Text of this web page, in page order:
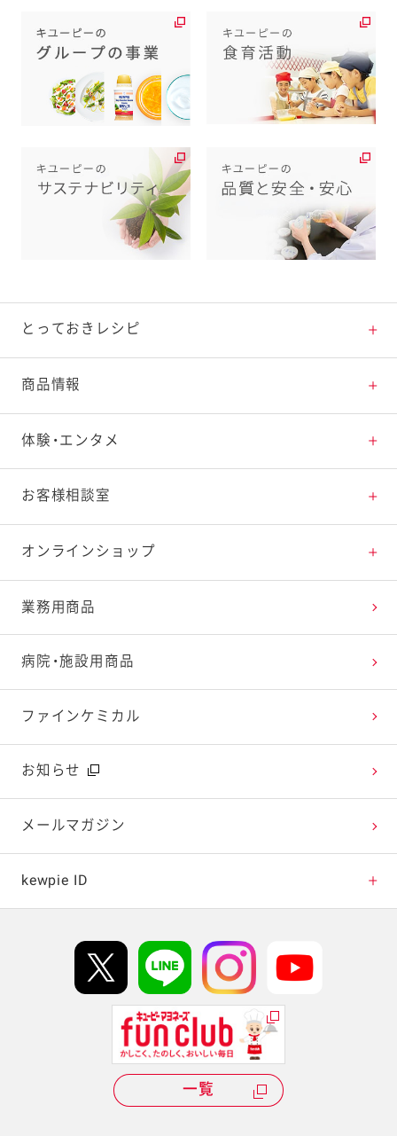
とっておきレシピ
とっておきレシピトップ
素材の知識
料理の基本
特集レシピ
レシピランキング
レシピ動画
今日のレシピギャラリー
商品情報
商品情報トップ
新商品・リニューアル品一覧
販売終了商品一覧
体験・エンタメ
体験・エンタメトップ
マヨテラス（見学施設）
オープンキッチン（工場見学）
深谷テラス ヤサイな仲間たちファーム
おたのしみコンテンツ
広告ギャラリー
テレビ・ラジオ
キャンペーン・イベント
お客様相談室
お客様相談室トップ
よくお寄せいただくご質問
お客様の声を活かしました
オンラインショップ
Qummy
キユーピーウエルネス
業務用商品
病院・施設用商品
ファインケミカル
お知らせ
メールマガジン
kewpie ID
Hi! kewpieについて
Qummyについて
一覧